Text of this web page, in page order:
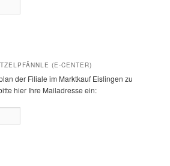
(E-CENTER)
der Filiale im Marktkauf Eislingen zu
hier Ihre Mailadresse ein: